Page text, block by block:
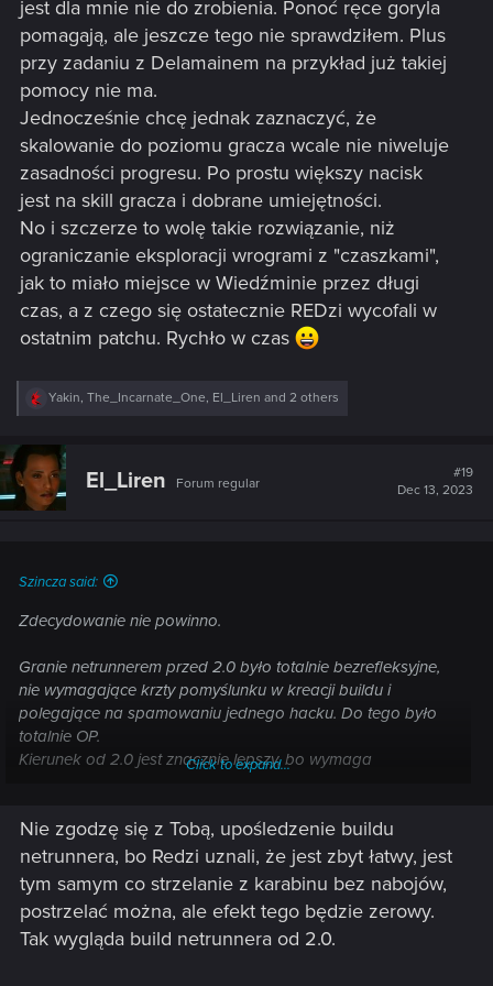
jest dla mnie nie do zrobienia. Ponoć ręce goryla
pomagają, ale jeszcze tego nie sprawdziłem. Plus
przy zadaniu z Delamainem na przykład już takiej
pomocy nie ma.
Jednocześnie chcę jednak zaznaczyć, że
skalowanie do poziomu gracza wcale nie niweluje
zasadności progresu. Po prostu większy nacisk
jest na skill gracza i dobrane umiejętności.
No i szczerze to wolę takie rozwiązanie, niż
ograniczanie eksploracji wrogrami z "czaszkami",
jak to miało miejsce w Wiedźminie przez długi
czas, a z czego się ostatecznie REDzi wycofali w
ostatnim patchu. Rychło w czas
R
c
i
o
Yakin, The_Incarnate_One, El_Liren and 2 others
El_Liren Forum regular
#19
Dec 13, 2023
Szincza said:
Zdecydowanie nie powinno.
Granie netrunnerem przed 2.0 było totalnie bezrefleksyjne,
nie wymagające krzty pomyślunku w kreacji buildu i
polegające na spamowaniu jednego hacku. Do tego było
totalnie OP.
Kierunek od 2.0 jest znacznie lepszy, bo wymaga
designem, który od początku był w grze na bardzo wysokim
poziomie, granie netrunnerem jest teraz dużo bardziej
satysfakcjonujące, niż jednoklik z atakiem wirusowym bez
wychodzenia z samochodu. Teraz to jest faktycznie build i
styl gry, a nie samograj.
Ja rozumiem, że ci zabrano ulubioną metodę grania, ale nie
Click to expand...
Nie zgodzę się z Tobą, upośledzenie buildu
netrunnera, bo Redzi uznali, że jest zbyt łatwy, jest
tym samym co strzelanie z karabinu bez nabojów,
postrzelać można, ale efekt tego będzie zerowy.
Tak wygląda build netrunnera od 2.0.